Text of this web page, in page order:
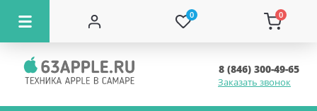
0 0
8 (846) 300-49-65
Заказать звонок